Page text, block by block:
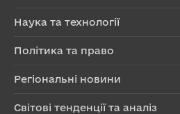
Наука та технології
Політика та право
Регіональні новини
Світові тенденції та аналіз